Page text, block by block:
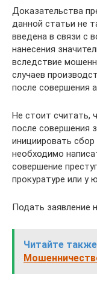
Доказательства
данной статьи не
введена в связи с
нанесения
вследствие
случаев
после совершения
Не стоит считать,
после совершения
инициировать
необходимо
совершение
прокуратуре или у
Подать заявление
Читайте